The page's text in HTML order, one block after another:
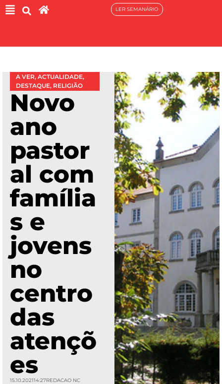
LER SEMANÁRIO
A VER, ACTUALIDADE,
DESTAQUE, RELIGIÃO
Novo
ano
pastor
al com
família
s e
jovens
no
centro
das
atençõ
es
15.10.202114:27REDACAO NC